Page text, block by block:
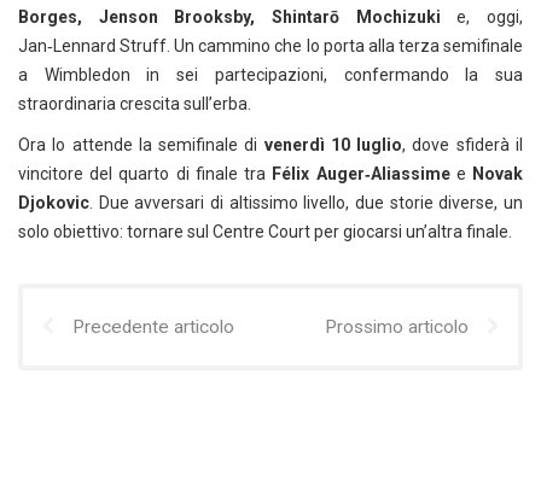
Borges, Jenson Brooksby, Shintarō Mochizuki e, oggi,
Jan‑Lennard Struff. Un cammino che lo porta alla terza semifinale
a Wimbledon in sei partecipazioni, confermando la sua
straordinaria crescita sull’erba.
Ora lo attende la semifinale di venerdì 10 luglio, dove sfiderà il
vincitore del quarto di finale tra Félix Auger‑Aliassimee Novak
Djokovic . Due avversari di altissimo livello, due storie diverse, un
solo obiettivo: tornare sul Centre Court per giocarsi un’altra finale.
Precedente articolo Prossimo articolo